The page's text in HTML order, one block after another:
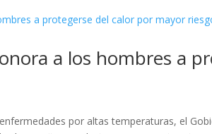
a los hombres a
por altas temperaturas, el